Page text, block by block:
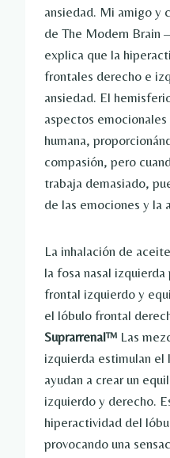
ansiedad. Mi amigo y
de The Modern Brain
explica que la
frontales derecho e
ansiedad. El
aspectos
humana,
compasión, pero
trabaja demasiado,
de las emociones y la
La inhalación de
la fosa nasal
frontal izquierdo y
el lóbulo frontal
Suprarrenal™ Las
izquierda estimulan
ayudan a crear un
izquierdo y derecho.
hiperactividad del
provocando una